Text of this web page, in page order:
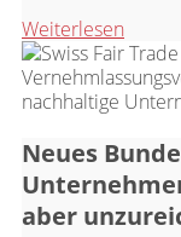
Weiterlesen
Neues
aber